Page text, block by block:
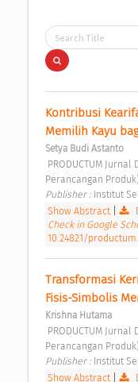
Kontribusi
Memilih Kayu
Setya Budi Astanto
Perancangan
Publisher : Institut
Show Abstract|
Check in Google
10.24821/
Transformasi
Fisis-Simbolis
Krishna Hutama
Perancangan
Publisher : Institut
Show Abstract|